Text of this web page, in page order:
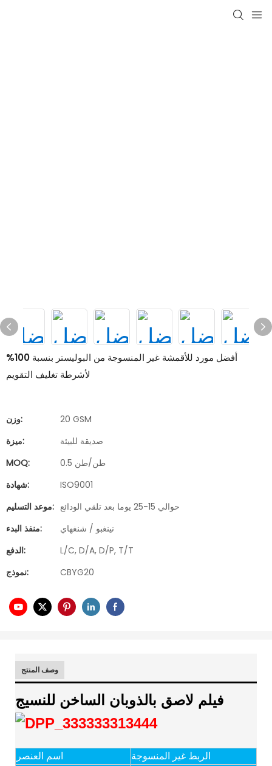
أفضل مورد للأقمشة غير المنسوجة من البوليستر بنسبة 100%
لأشرطة تغليف التقويم
وزن:
20 GSM
ميزة:
صديقة للبيئة
MOQ:
0.5 طن/طن
شهادة:
ISO9001
موعد التسليم:
حوالي 15-25 يوما بعد تلقي الودائع
منفذ البدء:
نينغبو / شنغهاي
الدفع:
L/C, D/A, D/P, T/T
نموذج:
CBYG20
وصف المنتج
فيلم لاصق بالذوبان الساخن للنسيج
اسم العنصر الربط غير المنسوجة